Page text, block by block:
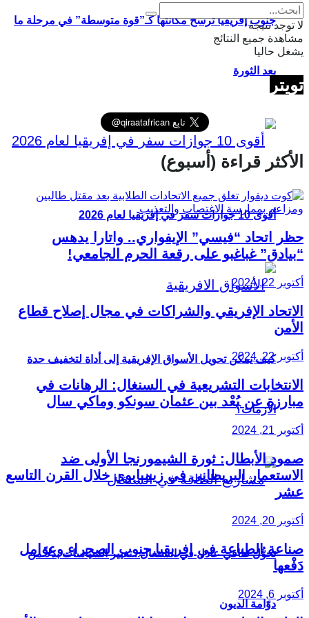
جنوب إفريقيا ترسخ مكانتها كـ”قوة متوسطة” في مرحلة ما
بعد الثورة
أقوى 10 جوازات سفر في إفريقيا لعام 2026
كيف يمكن تحويل الأسواق الإفريقية إلى أداة لتخفيف حدة
الأزمات؟
تحوُّل طاقي عادل في السنغال.. تغيير السياسات بدلاً من
دوّامة الديون
لا توجد نتيجة
مشاهدة جميع النتائج
يشغل حاليا
تويتر
الأكثر قراءة (أسبوع)
حظر اتحاد “فيسي” الإيفواري.. واتارا يدهس
“بيادق” غباغبو على رقعة الحرم الجامعي!
أكتوبر 22, 2024
الاتحاد الإفريقي والشراكات في مجال إصلاح قطاع
الأمن
أكتوبر 22, 2024
الانتخابات التشريعية في السنغال: الرهانات في
مبارزة عن بُعْد بين عثمان سونكو وماكي سال
أكتوبر 21, 2024
صمود الأبطال: ثورة الشيمورنجا الأولى ضد
الاستعمار البريطاني في زيمبابوي خلال القرن التاسع
عشر
أكتوبر 20, 2024
صناعة الطباعة في إفريقيا جنوب الصحراء وعوامل
دَفْعها
أكتوبر 6, 2024